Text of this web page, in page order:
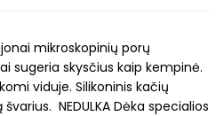
mikroskopinių porų
sugeria skysčius kaip kempinė.
viduje. Silikoninis kačių
NEDULKA Dėka specialios